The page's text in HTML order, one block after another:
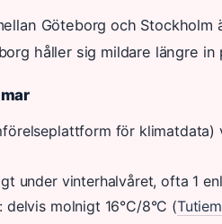
Göteborg och
håller sig mildare längre in
för
under vinterhalvåret, ofta 1
delvis molnigt 16°C/8°C (